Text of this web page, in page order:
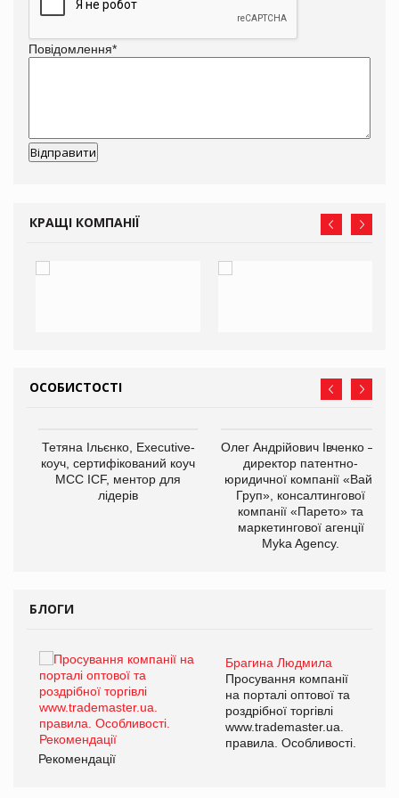
Повідомлення*
КРАЩІ КОМПАНІЇ
ОСОБИСТОСТІ
Тетяна Ільєнко, Executive-
коуч, сертифікований коуч
МСС ICF, ментор для
лідерів
Олег Андрійович Івченко —
директор патентно-
юридичної компанії «Вайз
Груп», консалтингової
компанії «Парето» та
маркетингової агенції
Myka Agency.
БЛОГИ
Брагина Людмила
Просування компанії
на порталі оптової та
роздрібної торгівлі
www.trademaster.ua.
правила. Особливості.
Рекомендації